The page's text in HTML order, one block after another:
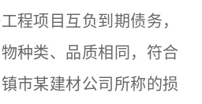
程项目互负到期债务，
种类、品质相同，符合
市某建材公司所称的损